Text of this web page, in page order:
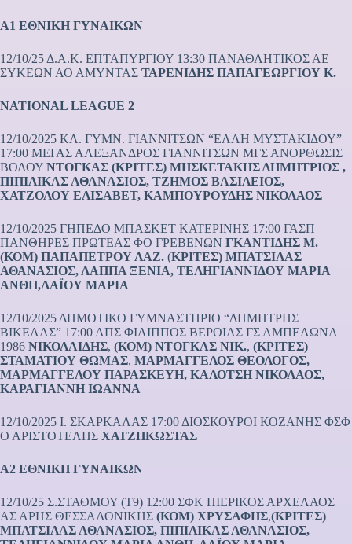
Α1 ΕΘΝΙΚΗ ΓΥΝΑΙΚΩΝ
12/10/25 Δ.Α.Κ. ΕΠΤΑΠΥΡΓΙΟΥ 13:30 ΠΑΝΑΘΛΗΤΙΚΟΣ ΑΕ
ΣΥΚΕΩΝ ΑΟ ΑΜΥΝΤΑΣ ΤΑΡΕΝΙΔΗΣ ΠΑΠΑΓΕΩΡΓΙΟΥ Κ.
NATIONAL LEAGUE 2
12/10/2025 ΚΛ. ΓΥΜΝ. ΓΙΑΝΝΙΤΣΩΝ “ΕΛΛΗ ΜΥΣΤΑΚΙΔΟΥ”
17:00 ΜΕΓΑΣ ΑΛΕΞΑΝΔΡΟΣ ΓΙΑΝΝΙΤΣΩΝ ΜΓΣ ΑΝΟΡΘΩΣΙΣ
ΒΟΛΟΥ ΝΤΟΓΚΑΣ (ΚΡΙΤΕΣ) ΜΗΣΚΕΤΑΚΗΣ ΔΗΜΗΤΡΙΟΣ ,
ΠΙΠΙΛΙΚΑΣ ΑΘΑΝΑΣΙΟΣ, ΤΖΗΜΟΣ ΒΑΣΙΛΕΙΟΣ,
ΧΑΤΖΟΛΟΥ ΕΛΙΣΑΒΕΤ, ΚΑΜΠΟΥΡΟΥΔΗΣ ΝΙΚΟΛΑΟΣ
12/10/2025 ΓΗΠΕΔΟ ΜΠΑΣΚΕΤ ΚΑΤΕΡΙΝΗΣ 17:00 ΓΑΣΠ
ΠΑΝΘΗΡΕΣ ΠΡΩΤΕΑΣ ΦΟ ΓΡΕΒΕΝΩΝ ΓΚΑΝΤΙΔΗΣ Μ.
(ΚΟΜ) ΠΑΠΑΠΕΤΡΟΥ ΛΑΖ. (ΚΡΙΤΕΣ) ΜΠΑΤΣΙΛΑΣ
ΑΘΑΝΑΣΙΟΣ, ΛΑΠΠΑ ΞΕΝΙΑ, ΤΕΛΗΓΙΑΝΝΙΔΟΥ ΜΑΡΙΑ
ΑΝΘΗ,ΛΑΪΟΥ ΜΑΡΙΑ
12/10/2025 ΔΗΜΟΤΙΚΟ ΓΥΜΝΑΣΤΗΡΙΟ “ΔΗΜΗΤΡΗΣ
ΒΙΚΕΛΑΣ” 17:00 ΑΠΣ ΦΙΛΙΠΠΟΣ ΒΕΡΟΙΑΣ ΓΣ ΑΜΠΕΛΩΝΑ
1986 ΝΙΚΟΛΑΙΔΗΣ, (ΚΟΜ) ΝΤΟΓΚΑΣ ΝΙΚ., (ΚΡΙΤΕΣ)
ΣΤΑΜΑΤΙΟΥ ΘΩΜΑΣ, ΜΑΡΜΑΓΓΕΛΟΣ ΘΕΟΛΟΓΟΣ,
ΜΑΡΜΑΓΓΕΛΟΥ ΠΑΡΑΣΚΕΥΗ, ΚΑΛΟΤΣΗ ΝΙΚΟΛΑΟΣ,
ΚΑΡΑΓΙΑΝΝΗ ΙΩΑΝΝΑ
12/10/2025 Ι. ΣΚΑΡΚΑΛΑΣ 17:00 ΔΙΟΣΚΟΥΡΟΙ ΚΟΖΑΝΗΣ ΦΣΦ
Ο ΑΡΙΣΤΟΤΕΛΗΣ ΧΑΤΖΗΚΩΣΤΑΣ
Α2 ΕΘΝΙΚΗ ΓΥΝΑΙΚΩΝ
12/10/25 Σ.ΣΤΑΘΜΟΥ (Τ9) 12:00 ΣΦΚ ΠΙΕΡΙΚΟΣ ΑΡΧΕΛΑΟΣ
ΑΣ ΑΡΗΣ ΘΕΣΣΑΛΟΝΙΚΗΣ (ΚΟΜ) ΧΡΥΣΑΦΗΣ,(ΚΡΙΤΕΣ)
ΜΠΑΤΣΙΛΑΣ ΑΘΑΝΑΣΙΟΣ, ΠΙΠΙΛΙΚΑΣ ΑΘΑΝΑΣΙΟΣ,